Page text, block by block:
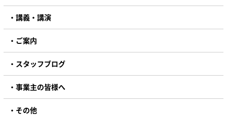
講義・講演
ご案内
スタッフブログ
事業主の皆様へ
その他